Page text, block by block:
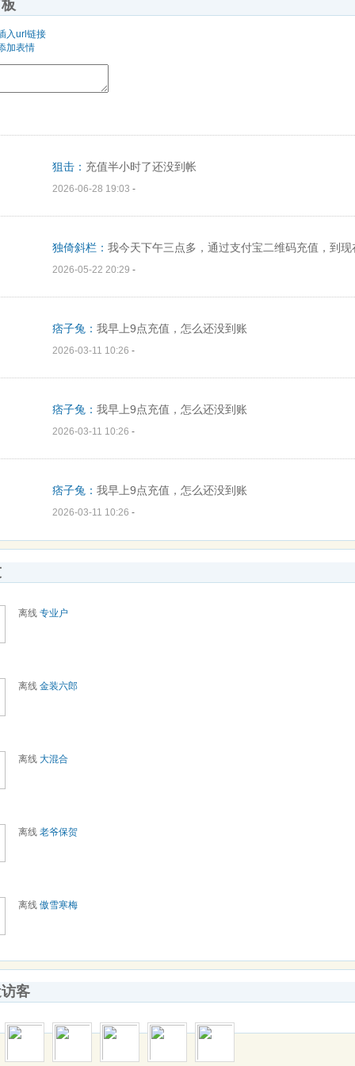
入url链接
加表情
狙击： 充值半小时了还没到帐
2026-06-28 19:03 -
独倚斜栏： 我今天下午三点多，通过支付宝二维码充值，到
2026-05-22 20:29 -
痞子兔： 我早上9点充值，怎么还没到账
2026-03-11 10:26 -
痞子兔： 我早上9点充值，怎么还没到账
2026-03-11 10:26 -
痞子兔： 我早上9点充值，怎么还没到账
2026-03-11 10:26 -
离线 专业户
离线 金装六郎
离线 大混合
离线 老爷保贺
离线 傲雪寒梅
客